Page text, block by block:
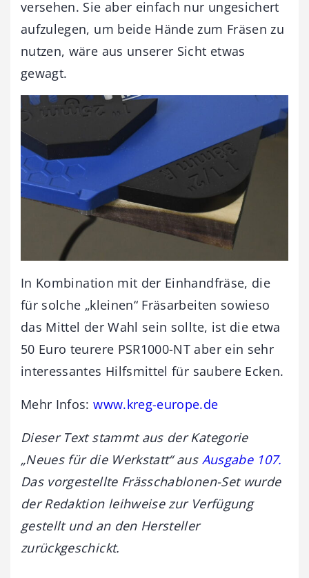
versehen. Sie aber einfach nur ungesichert
aufzulegen, um beide Hände zum Fräsen zu
nutzen, wäre aus unserer Sicht etwas
gewagt.
In Kombination mit der Einhandfräse, die
für solche „kleinen“ Fräsarbeiten sowieso
das Mittel der Wahl sein sollte, ist die etwa
50 Euro teurere PSR1000-NT aber ein sehr
interessantes Hilfsmittel für saubere Ecken.
Mehr Infos:www.kreg-europe.de
Dieser Text stammt aus der Kategorie
„Neues für die Werkstatt“ aus Ausgabe 107.
Das vorgestellte Frässchablonen-Set wurde
der Redaktion leihweise zur Verfügung
gestellt und an den Hersteller
zurückgeschickt.